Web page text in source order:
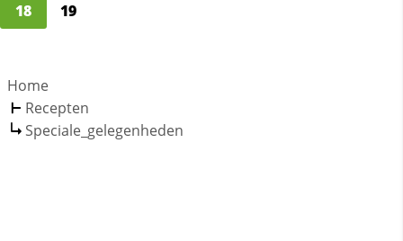
18
19
Home
Recepten
Speciale_gelegenheden